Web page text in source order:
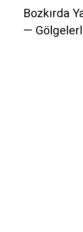
Bozkırda
—